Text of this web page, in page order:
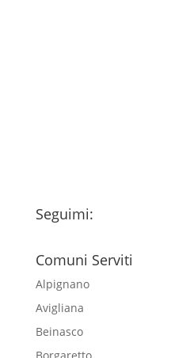
Seguimi:
Comuni Serviti
Alpignano
Avigliana
Beinasco